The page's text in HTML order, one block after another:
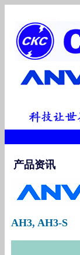
产品资讯
AH3, AH3-S